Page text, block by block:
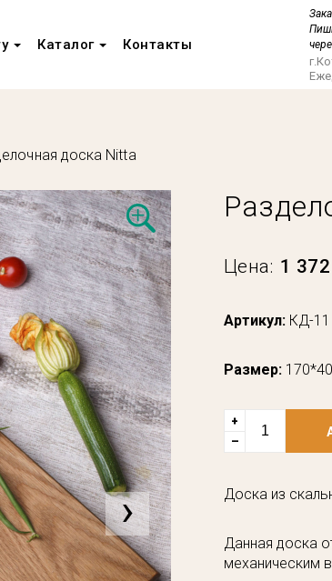
Каталог Контакты
доска Nitta
›
Цена: 1
Артикул: КД-11
Размер:
+
–
Доска из
Данная доска
механическим